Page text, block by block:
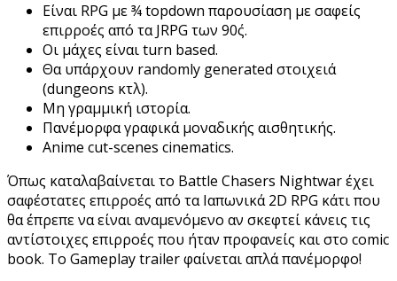
Είναι RPG με ¾ topdown παρουσίαση με σαφείς
επιρροές από τα JRPG των 90΄ς.
Οι μάχες είναι turn based.
Θα υπάρχουν randomly generated στοιχειά
(dungeons κτλ).
Μη γραμμική ιστορία.
Πανέμορφα γραφικά μοναδικής αισθητικής.
Anime cut-scenes cinematics.
Όπως καταλαβαίνεται το Battle Chasers Nightwar έχει
σαφέστατες επιρροές από τα Ιαπωνικά 2D RPG κάτι που
θα έπρεπε να είναι αναμενόμενο αν σκεφτεί κάνεις τις
αντίστοιχες επιρροές που ήταν προφανείς και στο comic
book. To Gameplay trailer φαίνεται απλά πανέμορφο!